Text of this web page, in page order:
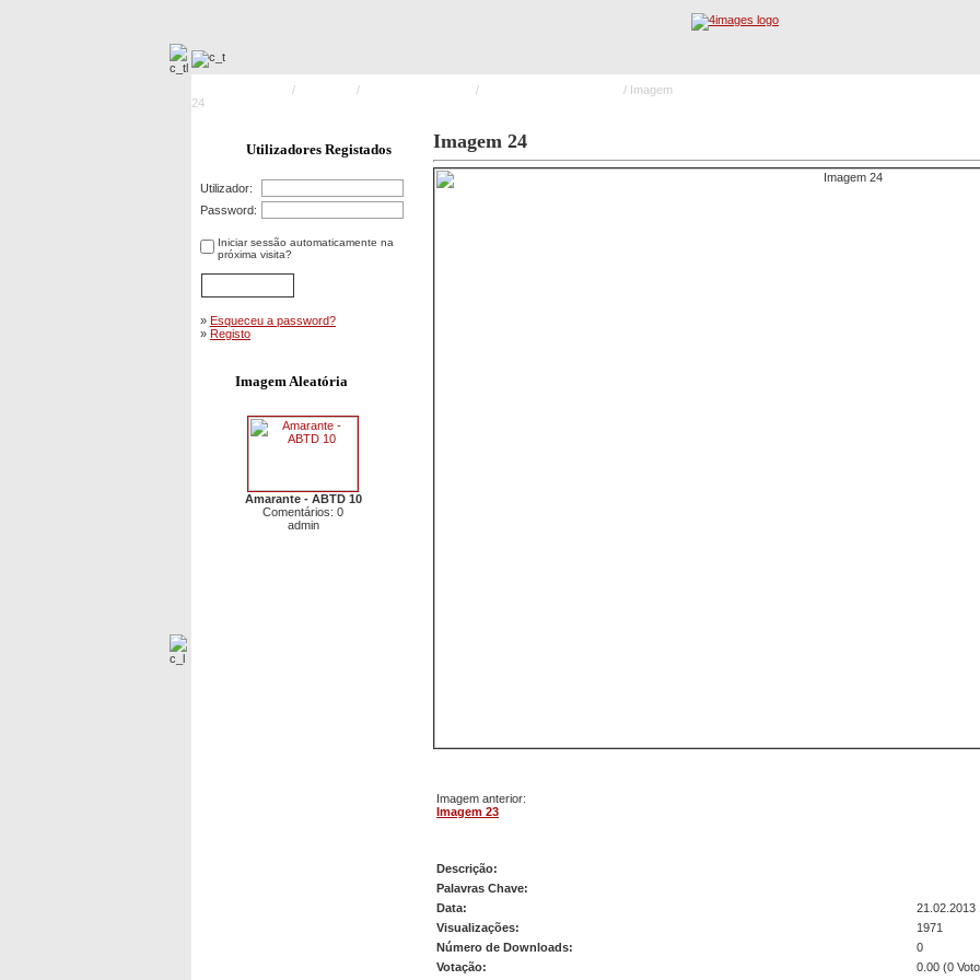
/ / /
/ Imagem
24
Utilizadores Registados
Utilizador:
Password:
Iniciar sessão automaticamente na
próxima visita?
» Esqueceu a password?
» Registo
Imagem Aleatória
Amarante - ABTD 10
Comentários: 0
admin
Imagem 24
Imagem anterior:
Imagem 23
Descrição:
Palavras Chave:
Data:
21.02.2013
Visualizações:
1971
Número de Downloads:
0
Votação:
0.00 (0